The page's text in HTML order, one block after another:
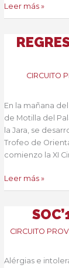
Circuito
Provincial
Cuenca.
Leer más »
CIRCUITO
En la mañana
de Motilla del
la Jara, se
Trofeo de
comienzo la XI
Regreso
a
Vuelve
Leer más »
CIRCUITO
Alérgias e